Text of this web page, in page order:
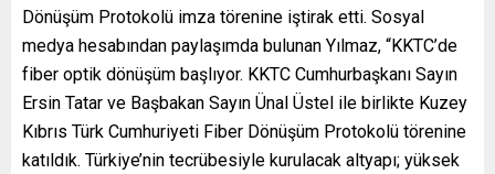
Dönüşüm Protokolü imza törenine iştirak etti. Sosyal
medya hesabından paylaşımda bulunan Yılmaz, “KKTC’de
fiber optik dönüşüm başlıyor. KKTC Cumhurbaşkanı Sayın
Ersin Tatar ve Başbakan Sayın Ünal Üstel ile birlikte Kuzey
Kıbrıs Türk Cumhuriyeti Fiber Dönüşüm Protokolü törenine
katıldık. Türkiye’nin tecrübesiyle kurulacak altyapı; yüksek